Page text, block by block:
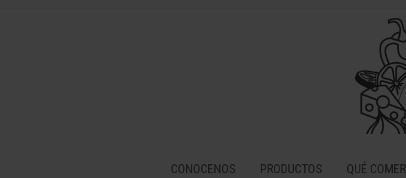
CONOCENOS PRODUCTOS QUÉ COMER